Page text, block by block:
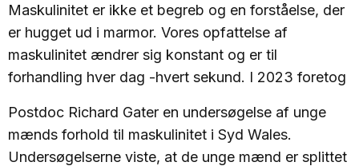
Maskulinitet er ikke et begreb og en forståelse, der
er hugget ud i marmor. Vores opfattelse af
maskulinitet ændrer sig konstant og er til
forhandling hver dag -hvert sekund. I 2023 foretog
Postdoc Richard Gater en undersøgelse af unge
mænds forhold til maskulinitet i Syd Wales.
Undersøgelserne viste, at de unge mænd er splittet